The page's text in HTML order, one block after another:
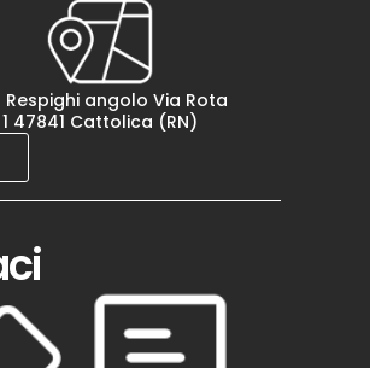
Respighi angolo Via Rota
1 47841 Cattolica (RN)